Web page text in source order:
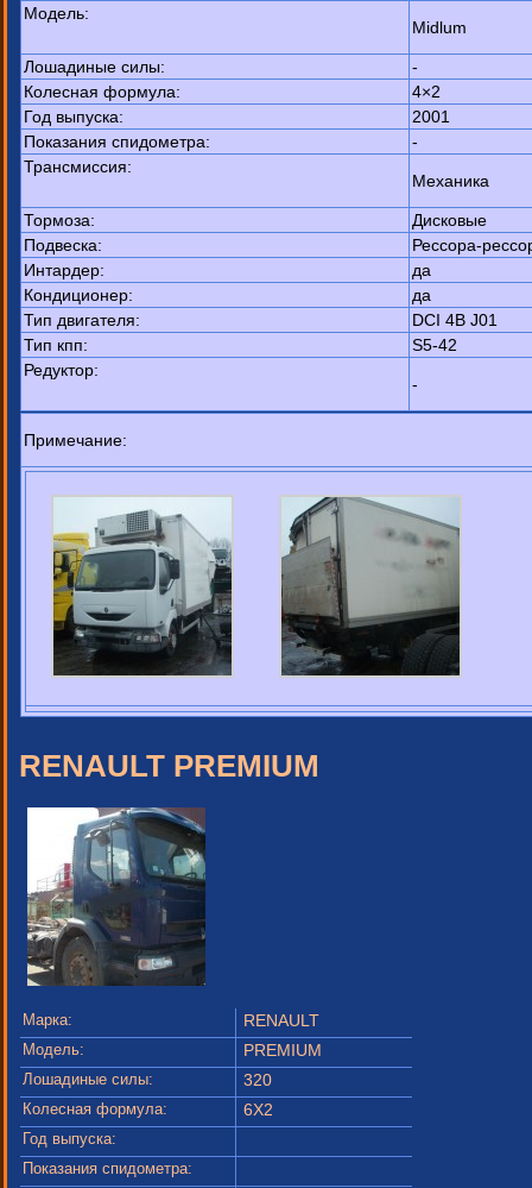
Модель:
Midlum
Лошадиные силы:
-
Колесная формула:
4×2
Год выпуска:
2001
Показания спидометра:
-
Трансмиссия:
Механика
Тормоза:
Дисковые
Подвеска:
Рессора-
Интардер:
да
Кондиционер:
да
Тип двигателя:
DCI 4B J01
Тип кпп:
S5-42
Редуктор:
-
Примечание:
RENAULT PREMIUM
Марка: RENAULT
Модель: PREMIUM
Лошадиные силы: 320
Колесная формула: 6X2
Год выпуска:
Показания спидометра: